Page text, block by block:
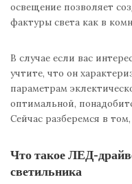
освещение позволяет
фактуры света как в
В случае если вас
учтите, что он
параметрам
оптимальной,
Сейчас разберемся в
Что такое ЛЕД-
светильника